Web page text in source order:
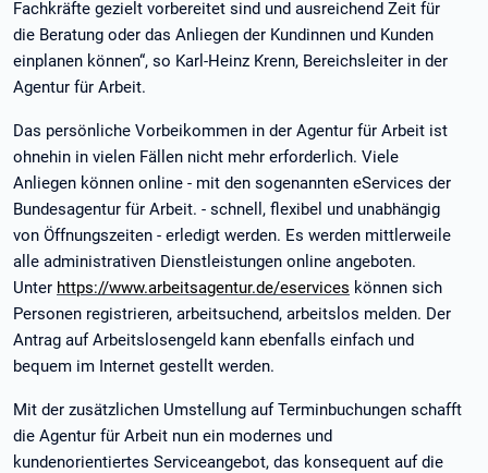
Fachkräfte gezielt vorbereitet sind und ausreichend Zeit für
die Beratung oder das Anliegen der Kundinnen und Kunden
einplanen können“, so Karl-Heinz Krenn, Bereichsleiter in der
Agentur für Arbeit.
Das persönliche Vorbeikommen in der Agentur für Arbeit ist
ohnehin in vielen Fällen nicht mehr erforderlich. Viele
Anliegen können online - mit den sogenannten eServices der
Bundesagentur für Arbeit. - schnell, flexibel und unabhängig
von Öffnungszeiten - erledigt werden. Es werden mittlerweile
alle administrativen Dienstleistungen online angeboten.
Unter https://www.arbeitsagentur.de/eservices können sich
Personen registrieren, arbeitsuchend, arbeitslos melden. Der
Antrag auf Arbeitslosengeld kann ebenfalls einfach und
bequem im Internet gestellt werden.
Mit der zusätzlichen Umstellung auf Terminbuchungen schafft
die Agentur für Arbeit nun ein modernes und
kundenorientiertes Serviceangebot, das konsequent auf die